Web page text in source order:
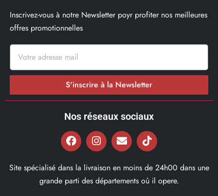
Inscrivez-vous à notre Newsletter poyr profiter nos meilleures
offres promotionnelles
S'inscrire à la Newsletter
Nos réseaux sociaux
Site spécialisé dans la livraison en moins de 24h00 dans une
grande parti des départements où il opere.